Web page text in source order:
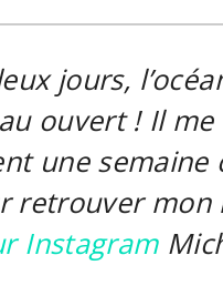
jours,
ouvert ! Il
une semaine
retrouver mon
Instagram